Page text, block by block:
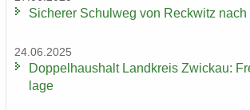
Si­che­rer Schul­weg von Reck­witz nach
24.06.2025
Dop­pel­haus­halt Land­kreis Zwi­ckau:
la­ge